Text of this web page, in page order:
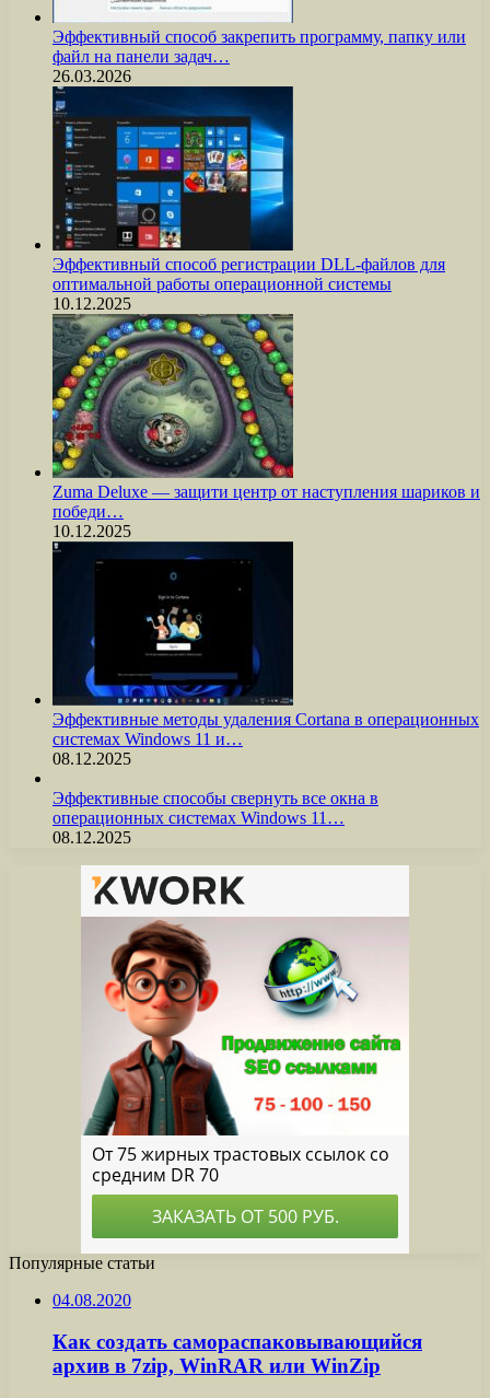
Эффективный способ закрепить программу, папку или
файл на панели задач…
26.03.2026
Эффективный способ регистрации DLL-файлов для
оптимальной работы операционной системы
10.12.2025
Zuma Deluxe — защити центр от наступления шариков и
победи…
10.12.2025
Эффективные методы удаления Cortana в операционных
системах Windows 11 и…
08.12.2025
Эффективные способы свернуть все окна в
операционных системах Windows 11…
08.12.2025
Популярные статьи
04.08.2020
Как создать самораспаковывающийся
архив в 7zip, WinRAR или WinZip